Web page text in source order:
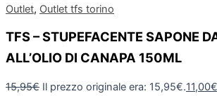
Outlet, Outlet tfs torino
TFS – STUPEFACENTE SAPONE
ALL’OLIO DI CANAPA 150ML
15,95€ Il prezzo originale era: 15,95€.11,00€